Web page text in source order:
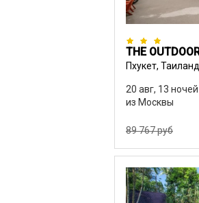
Пхукет, Таиланд
20 авг, 13 ночей
из Москвы
89 767 руб